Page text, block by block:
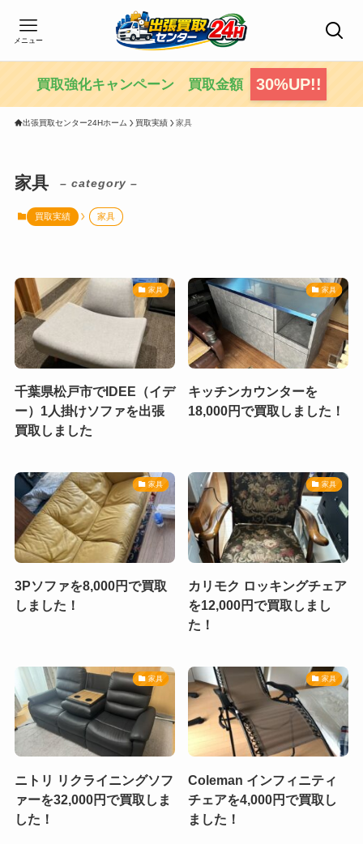
メニュー
買取強化キャンペーン 買取金額 30%UP!!
出張買取センター24Hホーム 買取実績 家具
家具 – category –
買取実績 家具
家具
千葉県松戸市でIDEE（イデ
ー）1人掛けソファを出張
買取しました
家具
キッチンカウンターを
18,000円で買取しました！
家具
3Pソファを8,000円で買取
しました！
家具
カリモク ロッキングチェア
を12,000円で買取しまし
た！
家具
ニトリ リクライニングソフ
ァーを32,000円で買取しま
した！
家具
Coleman インフィニティ
チェアを4,000円で買取し
ました！